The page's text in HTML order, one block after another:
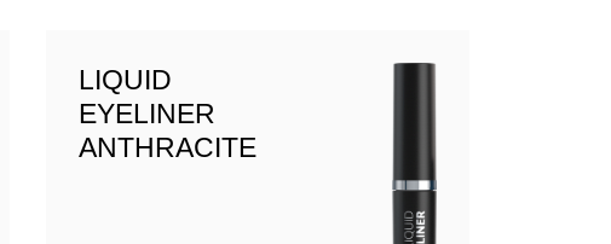
LIQUID
EYELINER
ANTHRACITE